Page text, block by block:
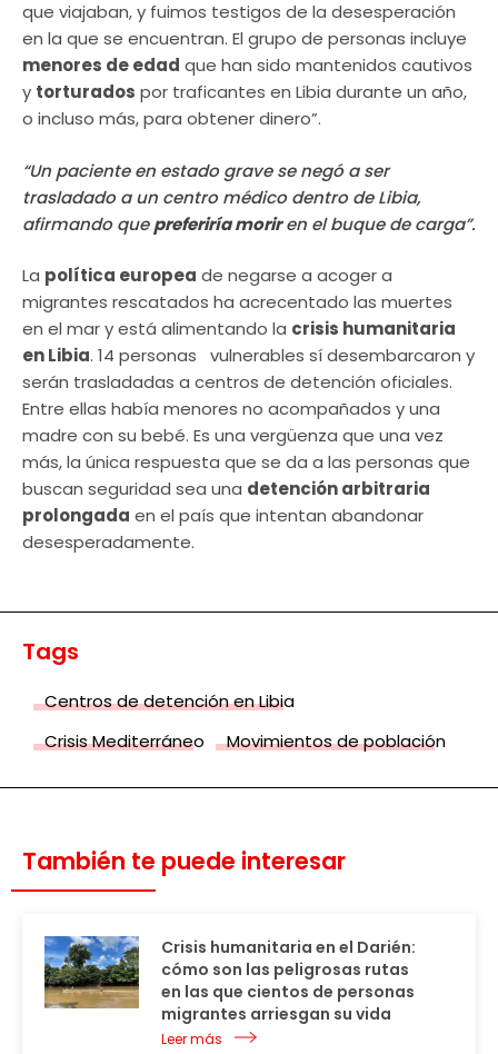
que viajaban, y fuimos testigos de la desesperación
en la que se encuentran. El grupo de personas incluye
menores de edad que han sido mantenidos cautivos
y torturados por traficantes en Libia durante un año,
o incluso más, para obtener dinero”.
“Un paciente en estado grave se negó a ser
trasladado a un centro médico dentro de Libia,
afirmando quepreferiría moriren el buque de carga”.
La política europea de negarse a acoger a
migrantes rescatados ha acrecentado las muertes
en el mar y está alimentando la crisis humanitaria
en Libia. 14 personas vulnerables sí desembarcaron y
serán trasladadas a centros de detención oficiales.
Entre ellas había menores no acompañados y una
madre con su bebé. Es una vergüenza que una vez
más, la única respuesta que se da a las personas que
buscan seguridad sea una detención arbitraria
prolongada en el país que intentan abandonar
desesperadamente.
Tags
Centros de detención en Libia
Crisis Mediterráneo
Movimientos de población
También te puede interesar
Crisis humanitaria en el Darién:
cómo son las peligrosas rutas
en las que cientos de personas
migrantes arriesgan su vida
Leer más